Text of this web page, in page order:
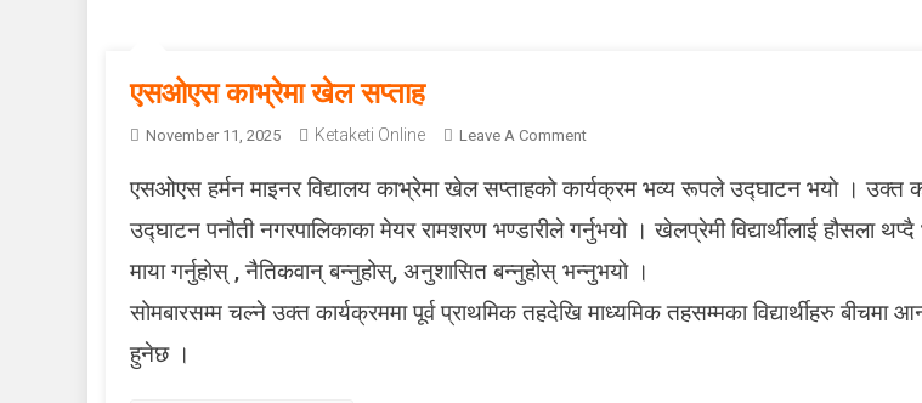
भि
याे
लाे
र्प
एसओएस काभ्रेमा खेल सप्ताह
November 11, 2025 Ketaketi Online Leave A CommentO
ए
स
ओ
ए
स
एसओएस हर्मन माइनर विद्यालय काभ्रेमा खेल सप्ताहको कार्यक्रम भव्य रूपले उद्घाटन भयाे । उक्त
उद्घाटन पनौती नगरपालिकाका मेयर रामशरण भण्डारीले गर्नुभयो । खेलप्रेमी विद्यार्थीलाई हौसला थप्दै
माया गर्नुहोस् , नैतिकवान् बन्नुहोस्, अनुशासित बन्नुहोस् भन्नुभयाे ।
सोमबारसम्म चल्ने उक्त कार्यक्रममा पूर्व प्राथमिक तहदेखि माध्यमिक तहसम्मका विद्यार्थीहरु बीचमा
हुनेछ ।